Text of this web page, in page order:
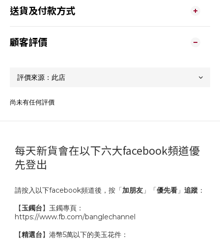
送貨及付款方式
顧客評價
尚未有任何評價
每天新貨會在以下六大facebook頻道優
先登出
請按入以下facebook頻道後，按「加朋友 」「優先看 」 追蹤 ：
【玉鐲台】玉鐲專頁：
https://www.fb.com/banglechannel
【精選台】港幣5萬以下的美玉花件：